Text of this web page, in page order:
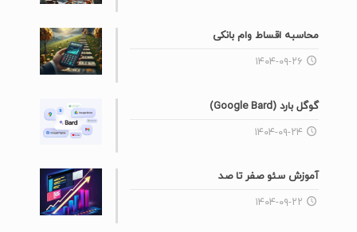
محاسبه اقساط وام بانکی
۱۴۰۴-۰۹-۲۶
گوگل بارد (Google Bard)
۱۴۰۴-۰۹-۲۴
آموزش سئو صفر تا صد
۱۴۰۴-۰۹-۲۲